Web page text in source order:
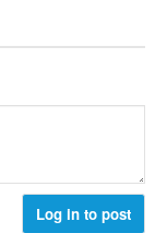
Log in to post